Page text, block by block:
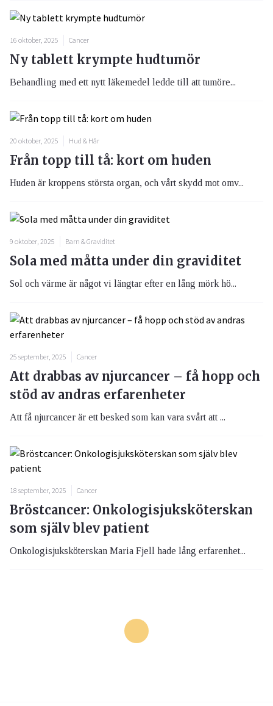
16 oktober, 2025 Cancer
Ny tablett krympte hudtumör
Behandling med ett nytt läkemedel ledde till att tumöre...
20 oktober, 2025 Hud & Hår
Från topp till tå: kort om huden
Huden är kroppens största organ, och vårt skydd mot omv...
9 oktober, 2025 Barn & Graviditet
Sola med måtta under din graviditet
Sol och värme är något vi längtar efter en lång mörk hö...
25 september, 2025 Cancer
Att drabbas av njurcancer – få hopp och
stöd av andras erfarenheter
Att få njurcancer är ett besked som kan vara svårt att ...
18 september, 2025 Cancer
Bröstcancer: Onkologisjuksköterskan
som själv blev patient
Onkologisjuksköterskan Maria Fjell hade lång erfarenhet...